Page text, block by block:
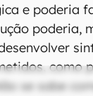
e poderia
poderia,
como
se sabe